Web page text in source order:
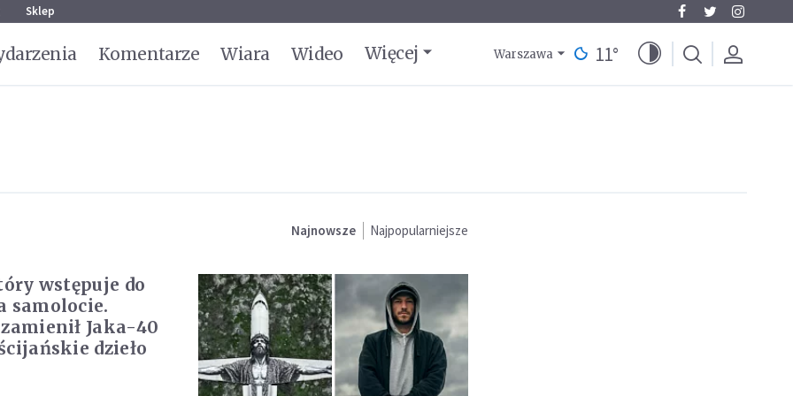
Sklep
Komentarze Wiara Wideo Więcej Warszawa 11°
Najnowsze Najpopularniejsze
wstępuje do
samolocie.
Jaka-40
dzieło